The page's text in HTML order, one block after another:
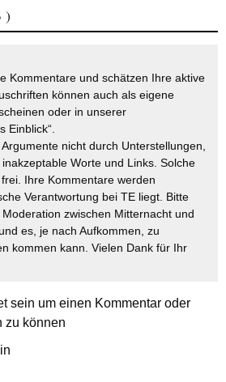
)
Kommentare und schätzen Ihre aktive
können auch als eigene
oder in unserer
Einblick“.
nicht durch Unterstellungen,
Worte und Links. Solche
Ihre Kommentare werden
Verantwortung bei TE liegt. Bitte
zwischen Mitternacht und
es, je nach Aufkommen, zu
kommen kann. Vielen Dank für Ihr
sein um einen Kommentar oder
zu können